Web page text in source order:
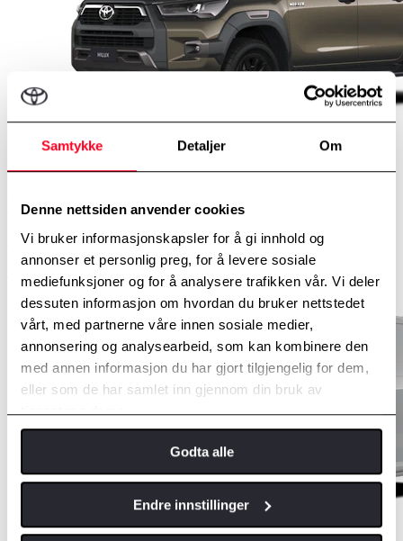
Samtykke Detaljer Om
Denne nettsiden anvender cookies
Vi bruker informasjonskapsler for å gi innhold og
annonser et personlig preg, for å levere sosiale
mediefunksjoner og for å analysere trafikken vår. Vi deler
dessuten informasjon om hvordan du bruker nettstedet
vårt, med partnerne våre innen sosiale medier,
annonsering og analysearbeid, som kan kombinere den
med annen informasjon du har gjort tilgjengelig for dem,
eller som de har samlet inn gjennom din bruk av
tjenestene deres.
Godta alle
Endre innstillinger
Diesel
Hilux
Pris fra